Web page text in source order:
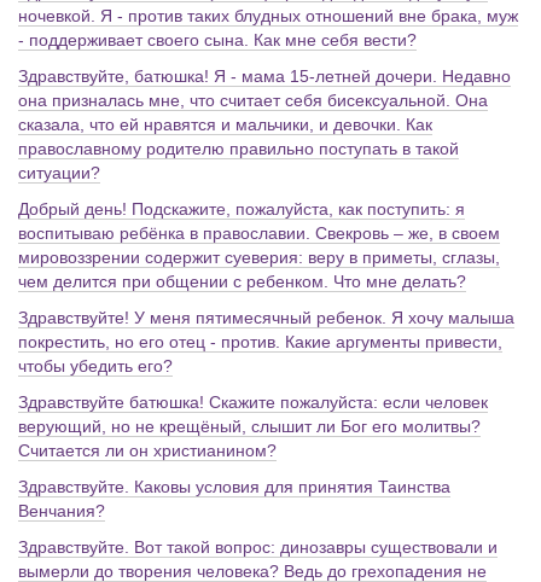
ночевкой. Я - против таких блудных отношений вне брака, муж
- поддерживает своего сына. Как мне себя вести?
Здравствуйте, батюшка! Я - мама 15-летней дочери. Недавно
она призналась мне, что считает себя бисексуальной. Она
сказала, что ей нравятся и мальчики, и девочки. Как
православному родителю правильно поступать в такой
ситуации?
Добрый день! Подскажите, пожалуйста, как поступить: я
воспитываю ребёнка в православии. Свекровь – же, в своем
мировоззрении содержит суеверия: веру в приметы, сглазы,
чем делится при общении с ребенком. Что мне делать?
Здравствуйте! У меня пятимесячный ребенок. Я хочу малыша
покрестить, но его отец - против. Какие аргументы привести,
чтобы убедить его?
Здравствуйте батюшка! Скажите пожалуйста: если человек
верующий, но не крещёный, слышит ли Бог его молитвы?
Считается ли он христианином?
Здравствуйте. Каковы условия для принятия Таинства
Венчания?
Здравствуйте. Вот такой вопрос: динозавры существовали и
вымерли до творения человека? Ведь до грехопадения не